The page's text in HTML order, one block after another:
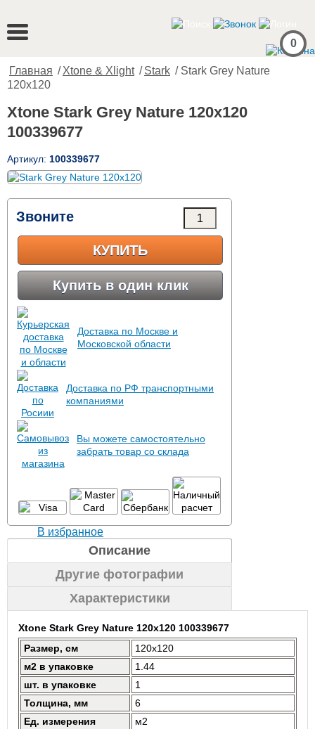
0
Главная / Xtone & Xlight / Stark / Stark Grey Nature
120x120
Xtone Stark Grey Nature 120x120
100339677
Артикул: 100339677
Звоните
КУПИТЬ
Купить в один клик
Доставка по Москве и
Московской области
Доставка по РФ транспортными
компаниями
Вы можете самостоятельно
забрать товар со склада
В избранное
Описание
Другие фотографии
Характеристики
Xtone Stark Grey Nature 120x120 100339677
Размер, см
120x120
м2 в упаковке
1.44
шт. в упаковке
1
Толщина, мм
6
Ед. измерения
м2